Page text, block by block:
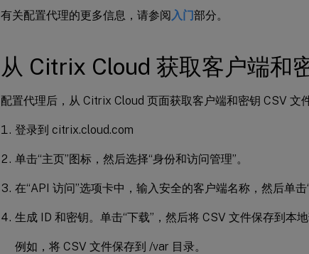
有关配置代理的更多信息，请参阅 入门部分。
从 Citrix Cloud 获取客户端和
配置代理后，从 Citrix Cloud 页面获取客户端和密钥 CSV 文
登录到 citrix.cloud.com
单击“主页”图标，然后选择“身份和访问管理”。
在“API 访问”选项卡中，输入安全的客户端名称，然后单击“
生成 ID 和密钥。单击“下载”，然后将 CSV 文件保存到本
例如，将 CSV 文件保存到 /var 目录。